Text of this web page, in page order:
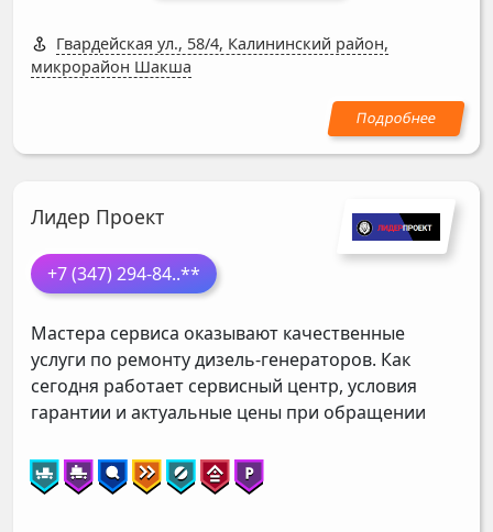
Гвардейская ул., 58/4, Калининский район,
микрорайон Шакша
Лидер Проект
+7 (347) 294-84..**
Мастера сервиса оказывают качественные
услуги по ремонту дизель-генераторов. Как
сегодня работает сервисный центр, условия
гарантии и актуальные цены при обращении